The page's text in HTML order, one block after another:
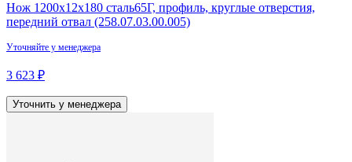
Нож 1200х12х180 сталь65Г, профиль, круглые отверстия,
передний отвал (258.07.03.00.005)
Уточняйте у менеджера
3 623 ₽
Уточнить у менеджера